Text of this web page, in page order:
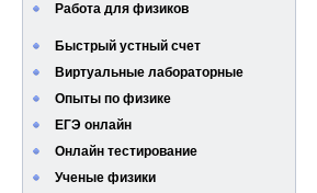
Работа для физиков
Быстрый устный счет
Виртуальные лабораторные
Опыты по физике
ЕГЭ онлайн
Онлайн тестирование
Ученые физики